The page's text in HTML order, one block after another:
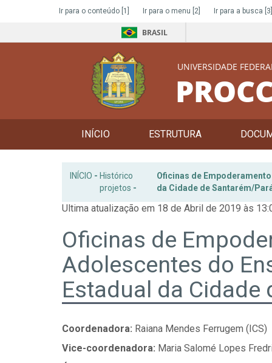
Ir para o conteúdo [1] Ir para o menu [2] Ir para a busca [3]
BRASIL
UNIVERSIDADE
INÍCIO ESTRUTURA
INÍCIO - Histórico
projetos -
Oficinas de
da Cidade de Santarém/
Ultima atualização em 18 de Abril de 2019 às
Oficinas de
Adolescentes do
Estadual da Cidade
Coordenadora: Raiana Mendes Ferrugem (ICS)
Vice-coordenadora: Maria Salomé Lopes